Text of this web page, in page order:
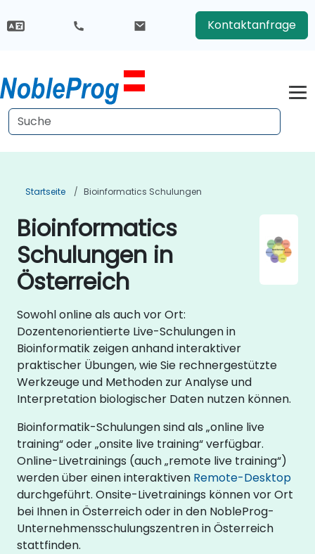
Kontaktanfrage
Startseite Bioinformatics Schulungen
Bioinformatics
Schulungen in
Österreich
Sowohl online als auch vor Ort:
Dozentenorientierte Live-Schulungen in
Bioinformatik zeigen anhand interaktiver
praktischer Übungen, wie Sie rechnergestützte
Werkzeuge und Methoden zur Analyse und
Interpretation biologischer Daten nutzen können.
Bioinformatik-Schulungen sind als „online live
training“ oder „onsite live training“ verfügbar.
Online-Livetrainings (auch „remote live training“)
werden über einen interaktiven Remote-Desktop
durchgeführt. Onsite-Livetrainings können vor Ort
bei Ihnen in Österreich oder in den NobleProg-
Unternehmensschulungszentren in Österreich
stattfinden.